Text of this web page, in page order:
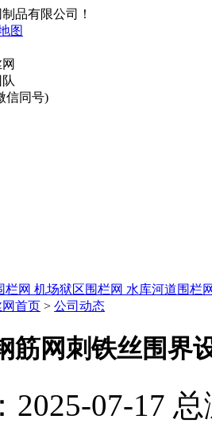
品有限公司！
图
信同号)
栏网 机场狱区围栏网 水库河道围栏
首页 > 公司动态
筋网刺铁丝围界
2025-07-17